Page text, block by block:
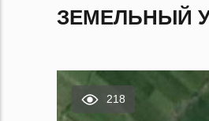
ЗЕМЕЛЬНЫЙ
218